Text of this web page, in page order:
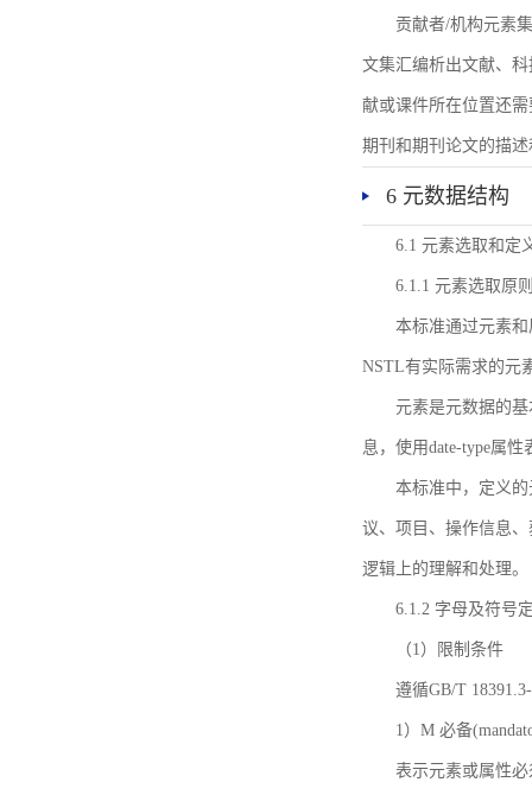
贡献者/机构元素
文集汇编析出文献、
献或课件所在位置还
期刊和期刊论文的描
6 元数据结构
6.1 元素选取和定
6.1.1 元素选取原
本标准通过元素
NSTL有实际需求的元
元素是元数据的
息，使用date-type属
本标准中，定义
议、项目、操作信息
逻辑上的理解和处理。
6.1.2 字母及符号
（1）限制条件
遵循GB/T
1）M 必备
表示元素或属性